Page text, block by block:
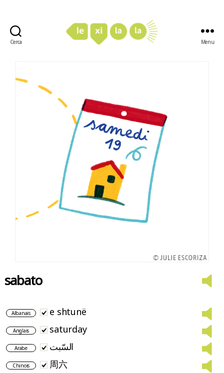
Cerca Menu
sabato
Albanais e shtunë
Anglais saturday
Arabe السّبت
Chinois 周六